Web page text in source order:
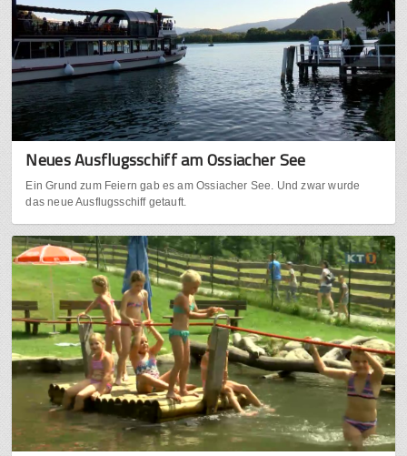
Neues Ausflugsschiff am Ossiacher See
Ein Grund zum Feiern gab es am Ossiacher See. Und zwar wurde
das neue Ausflugsschiff getauft.